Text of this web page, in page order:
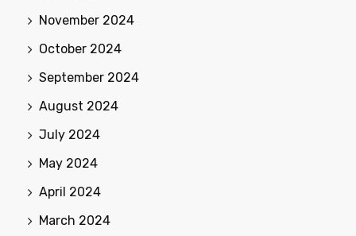
November 2024
October 2024
September 2024
August 2024
July 2024
May 2024
April 2024
March 2024